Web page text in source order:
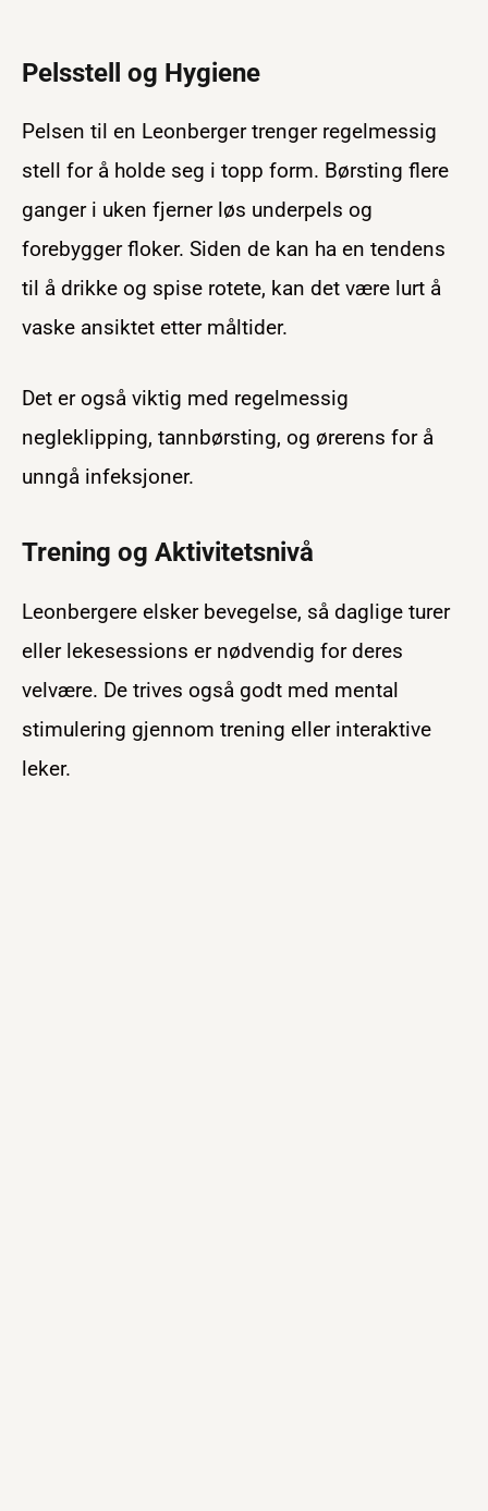
Pelsstell og Hygiene
Pelsen til en Leonberger trenger regelmessig
stell for å holde seg i topp form. Børsting flere
ganger i uken fjerner løs underpels og
forebygger floker. Siden de kan ha en tendens
til å drikke og spise rotete, kan det være lurt å
vaske ansiktet etter måltider.
Det er også viktig med regelmessig
negleklipping, tannbørsting, og ørerens for å
unngå infeksjoner.
Trening og Aktivitetsnivå
Leonbergere elsker bevegelse, så daglige turer
eller lekesessions er nødvendig for deres
velvære. De trives også godt med mental
stimulering gjennom trening eller interaktive
leker.